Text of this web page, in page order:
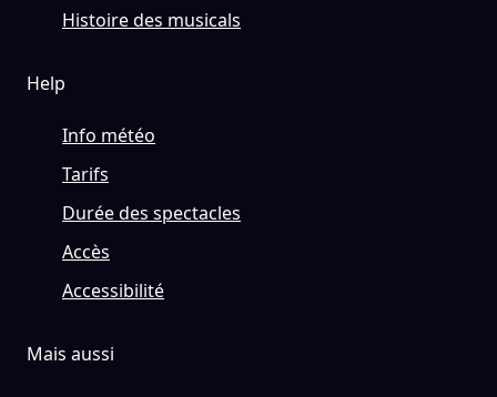
Histoire des musicals
Help
Info météo
Tarifs
Durée des spectacles
Accès
Accessibilité
Mais aussi